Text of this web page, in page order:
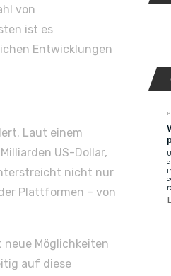
von
ist es
Entwicklungen
Laut einem
US-Dollar,
nicht nur
Plattformen – von
Möglichkeiten
auf diese